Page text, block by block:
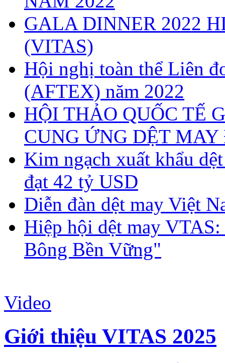
GALA DINNER 2022
(VITAS)
Hội nghị toàn thể Liên
(AFTEX) năm 2022
HỘI THẢO QUỐC TẾ
CUNG ỨNG DỆT
Kim ngạch xuất khẩu
đạt 42 tỷ USD
Diễn đàn dệt may Việt
Hiệp hội dệt may
Bông Bền Vững"
Video
Giới thiệu VITAS 2025